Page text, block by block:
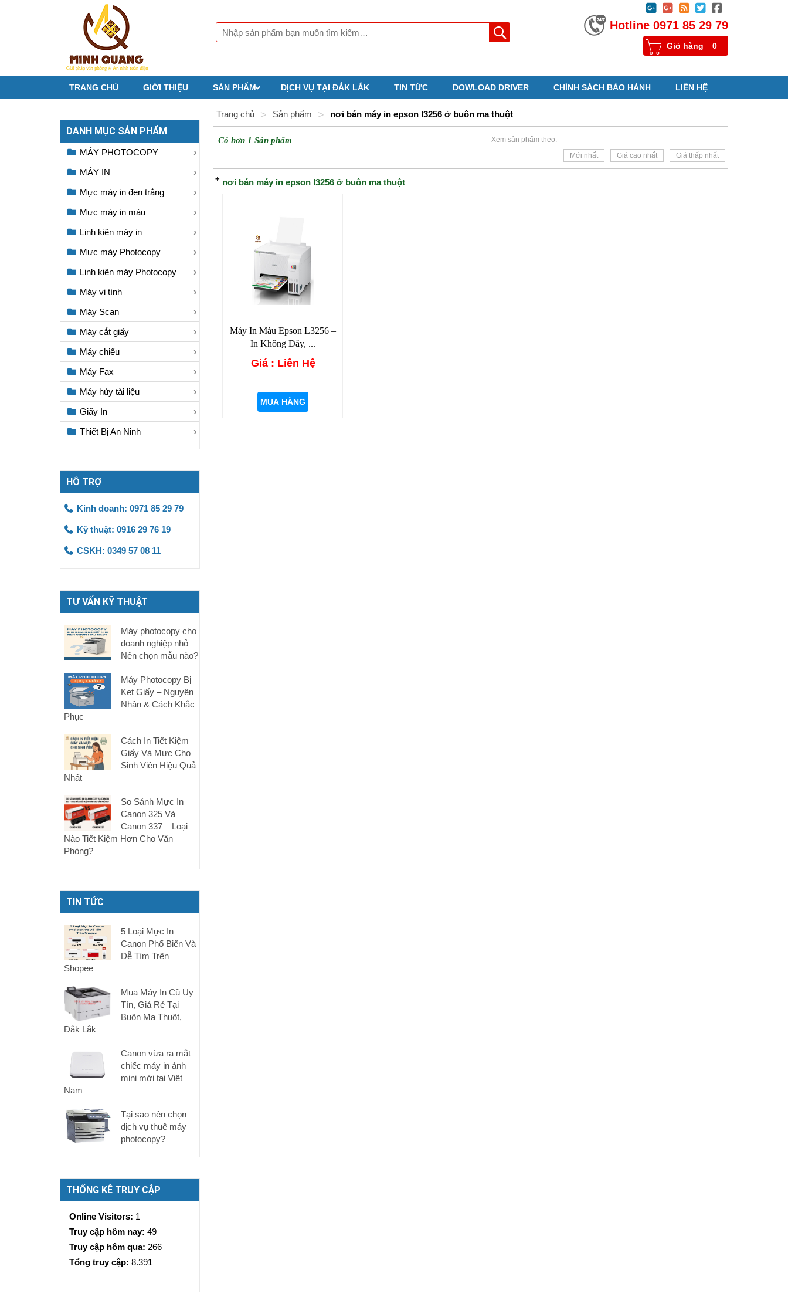





Hotline 0971 85 29 79
Giỏ hàng 0
TRANG CHỦ GIỚI THIỆU SẢN PHẨM DỊCH VỤ TẠI ĐẮK LẮK TIN TỨC DOWLOAD DRIVER CHÍNH SÁCH BẢO HÀNH LIÊN HỆ
Trang chủ > Sản phẩm > nơi bán máy in epson l3256 ở buôn ma thuột
Có hơn 1 Sản phẩm
Xem sản phẩm theo:
Mới nhất
Giá cao nhất Giá thấp nhất
nơi bán máy in epson l3256 ở buôn ma thuột
Máy In Màu Epson L3256 –
In Không Dây, ...
Giá : Liên Hệ
MUA HÀNG
DANH MỤC SẢN PHẨM
MÁY PHOTOCOPY
MÁY IN
Mực máy in đen trắng
Mực máy in màu
Linh kiện máy in
Mực máy Photocopy
Linh kiện máy Photocopy
Máy vi tính
Máy Scan
Máy cắt giấy
Máy chiếu
Máy Fax
Máy hủy tài liệu
Giấy In
Thiết Bị An Ninh
HỖ TRỢ
Kinh doanh: 0971 85 29 79
Kỹ thuật: 0916 29 76 19
CSKH: 0349 57 08 11
TƯ VẤN KỸ THUẬT
Máy photocopy cho
doanh nghiệp nhỏ –
Nên chọn mẫu nào?
Máy Photocopy Bị
Kẹt Giấy – Nguyên
Nhân & Cách Khắc
Phục
Cách In Tiết Kiệm
Giấy Và Mực Cho
Sinh Viên Hiệu Quả
Nhất
So Sánh Mực In
Canon 325 Và
Canon 337 – Loại
Nào Tiết Kiệm Hơn Cho Văn
Phòng?
TIN TỨC
5 Loại Mực In
Canon Phổ Biến Và
Dễ Tìm Trên
Shopee
Mua Máy In Cũ Uy
Tín, Giá Rẻ Tại
Buôn Ma Thuột,
Đắk Lắk
Canon vừa ra mắt
chiếc máy in ảnh
mini mới tại Việt
Nam
Tại sao nên chọn
dịch vụ thuê máy
photocopy?
THỐNG KÊ TRUY CẬP
Online Visitors: 1
Truy cập hôm nay: 49
Truy cập hôm qua: 266
Tổng truy cập: 8.391